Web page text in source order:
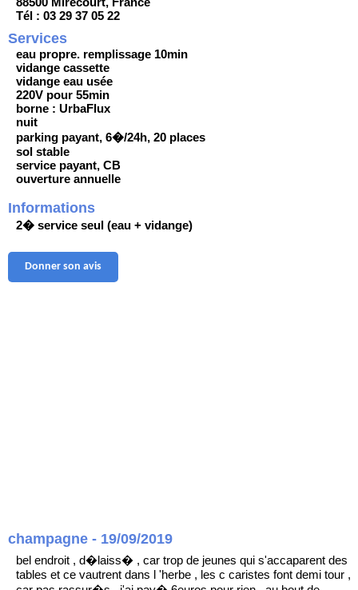
Tél : 03 29 37 05 22
Services
eau propre. remplissage 10min
vidange cassette
vidange eau usée
220V pour 55min
borne : UrbaFlux
nuit
parking payant, 6�/24h, 20 places
sol stable
service payant, CB
ouverture annuelle
Informations
2� service seul (eau + vidange)
Donner son avis
champagne - 19/09/2019
bel endroit , d�laiss� , car trop de jeunes qui s'accaparent des
tables et ce vautrent dans l 'herbe , les c caristes font demi tour ,